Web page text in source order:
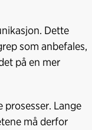
Dette
som anbefales,
på en mer
Lange
må derfor